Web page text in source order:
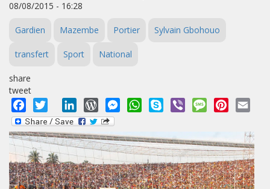
08/08/2015 - 16:28
Gardien Mazembe Portier Sylvain Gbohouo
transfert Sport National
share
tweet
Facebook
Twitter LinkedInWordPressMessengerWhatsApp
Skype Viber MessagePinterest